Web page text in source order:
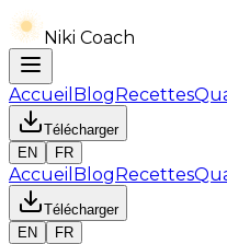
Niki Coach
Accueil BlogRecettes
Télécharger
EN
FR
Accueil BlogRecettes
Télécharger
EN
FR